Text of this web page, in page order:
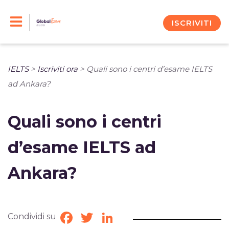
ISCRIVITI
IELTS> Iscriviti ora > Quali sono i centri d’esame IELTS
ad Ankara?
Quali sono i centri
d’esame IELTS ad
Ankara?
Condividi su Facebook
TwitterLinkedIn